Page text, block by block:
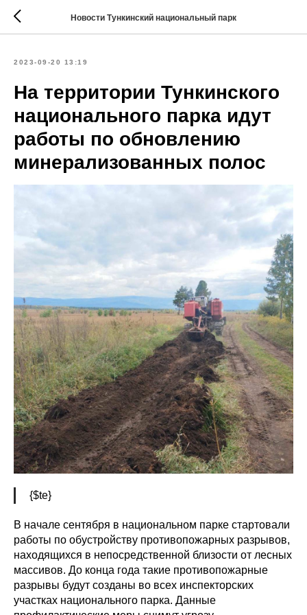
Новости Тункинский национальный парк
2023-09-20 13:19
На территории Тункинского
национального парка идут
работы по обновлению
минерализованных полос
{$te}
В начале сентября в национальном парке стартовали
работы по обустройству противопожарных разрывов,
находящихся в непосредственной близости от лесных
массивов. До конца года такие противопожарные
разрывы будут созданы во всех инспекторских
участках национального парка. Данные